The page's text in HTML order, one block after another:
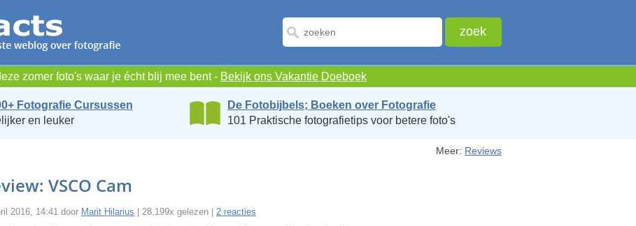
zomer foto's waar je écht blij mee bent - Bekijk ons Vakantie Doeboek
Fotografie Cursussen
en leuker
De Fotobijbels; Boeken over Fotografie
101 Praktische fotografietips voor betere foto's
Meer: Reviews
VSCO Cam
2016, 14:41 door Marit Hilarius | 28.199x gelezen | 2 reacties